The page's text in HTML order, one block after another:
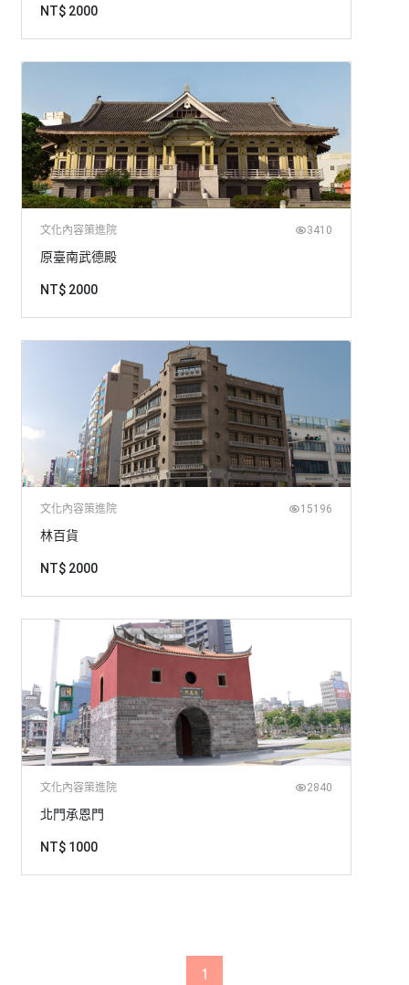
NT$ 2000
文化內容策進院 3410
原臺南武德殿
NT$ 2000
文化內容策進院 15196
林百貨
NT$ 2000
文化內容策進院 2840
北門承恩門
NT$ 1000
1